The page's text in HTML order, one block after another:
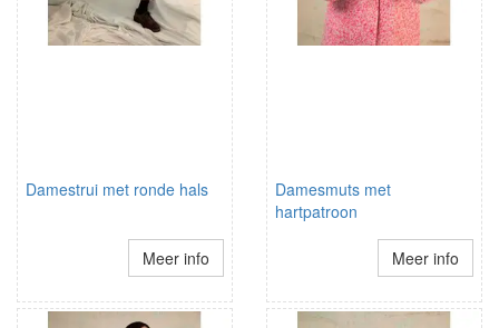
Damestrui met ronde hals
Meer info
Damesmuts met
hartpatroon
Meer info